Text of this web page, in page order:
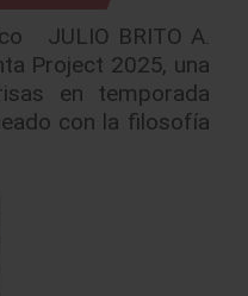
JULIO BRITO A.
Project 2025, una
en temporada
con la filosofía